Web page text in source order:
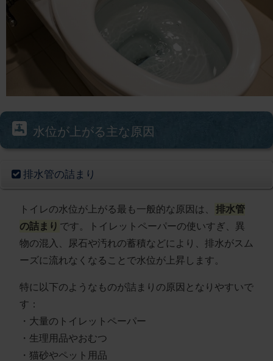
水位が上がる主な原因
排水管の詰まり
トイレの水位が上がる最も一般的な原因は、
排水管
の詰まり です。トイレットペーパーの使いすぎ、異
物の混入、尿石や汚れの蓄積などにより、排水がスム
ーズに流れなくなることで水位が上昇します。
特に以下のようなものが詰まりの原因となりやすいで
す：
・大量のトイレットペーパー
・生理用品やおむつ
・猫砂やペット用品